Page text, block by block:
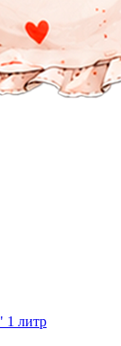
1 литр